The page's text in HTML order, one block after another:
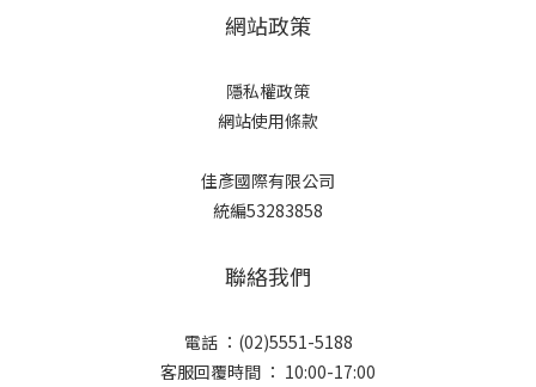
網站政策
隱私權政策
網站使用條款
佳彥國際有限公司
統編53283858
聯絡我們
電話 ：(02)5551-5188
客服回覆時間 ： 10:00-17:00